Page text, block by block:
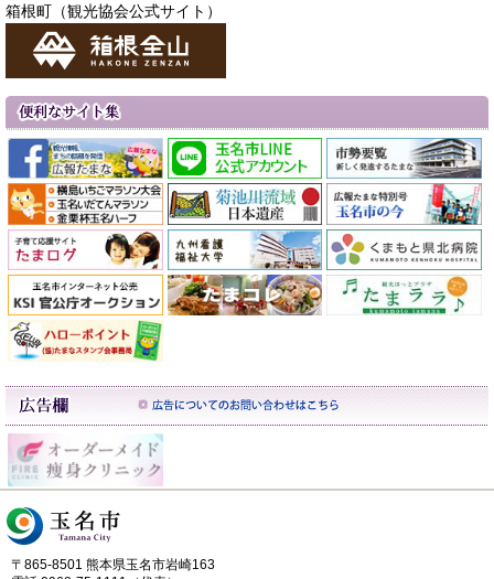
箱根町（観光協会公式サイト）
〒865-8501 熊本県玉名市岩崎163